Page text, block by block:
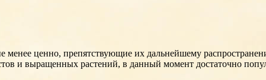
ценно, препятствующие их дальнейшему
и выращенных растений, в данный момент достаточно